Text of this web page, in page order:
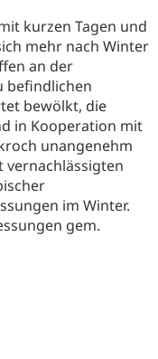
kurzen Tagen und
mehr nach Winter
an der
befindlichen
bewölkt, die
in Kooperation mit
unangenehm
im Winter.
gem.